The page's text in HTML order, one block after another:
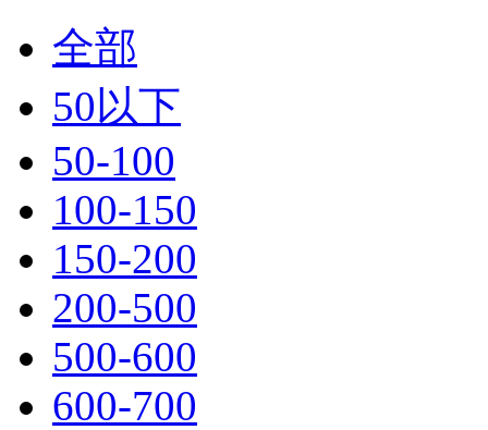
全部
50以下
50-100
100-150
150-200
200-500
500-600
600-700